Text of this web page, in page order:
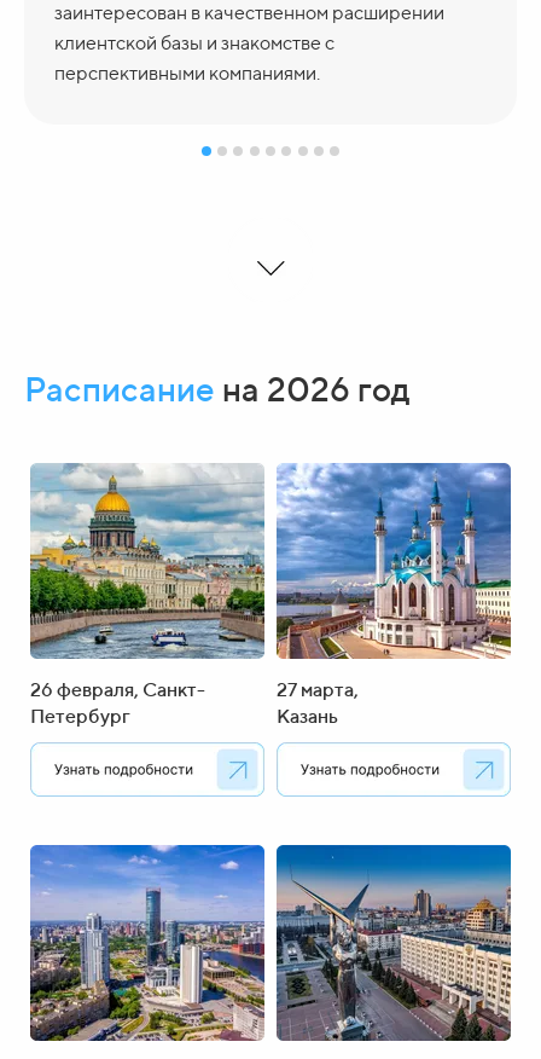
заинтересован в качественном расширении
клиентской базы и знакомстве с
перспективными компаниями.
Расписание на 2026 год
26 февраля, Санкт-
Петербург
27 марта,
Казань